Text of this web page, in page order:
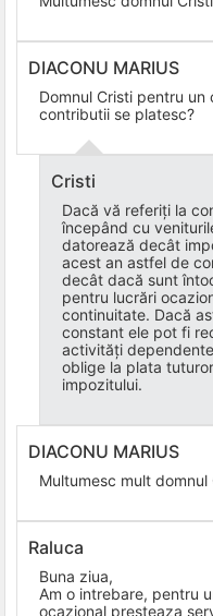
DIACONU MARIUS
Domnul Cristi pentru
contributii se platesc?
Cristi
Dacă vă referiți la
începând cu
datorează decât
acest an astfel de
decât dacă sunt
pentru lucrări
continuitate. Dacă
constant ele pot fi
activități
oblige la plata
impozitului.
DIACONU MARIUS
Multumesc mult domnul
Raluca
Buna ziua,
Am o intrebare, pentru
ocazional presteaza